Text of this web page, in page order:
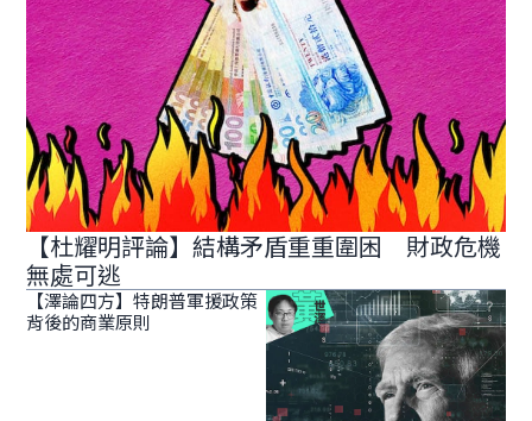
【杜耀明評論】結構矛盾重重圍困 財政危機
無處可逃
【澤論四方】特朗普軍援政策
背後的商業原則